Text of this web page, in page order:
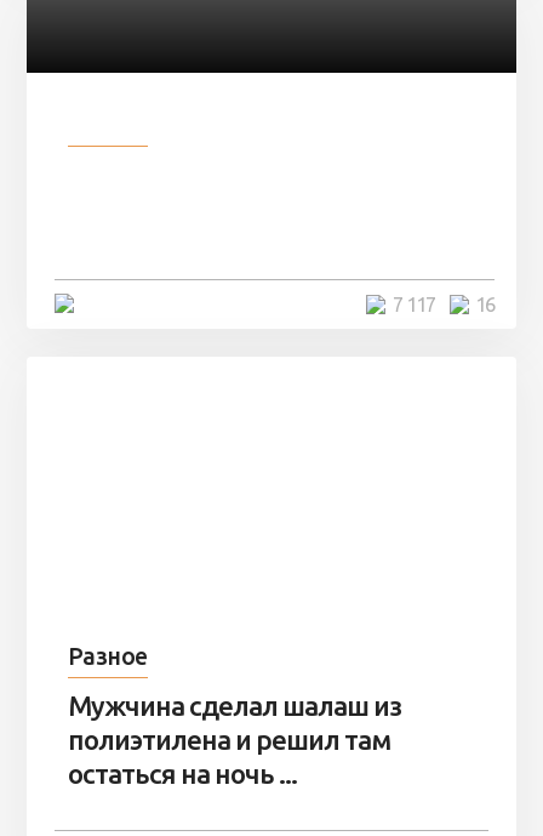
16
7 117
Разное
Мужчина сделал шалаш из
полиэтилена и решил там
остаться на ночь ...